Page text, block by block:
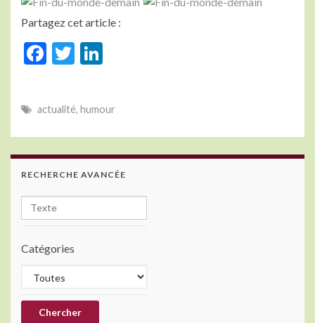
Partagez cet article :
F
e
b
o
o
T
itt
er dI
n
actualité, humour
RECHERCHE AVANCÉE
Catégories